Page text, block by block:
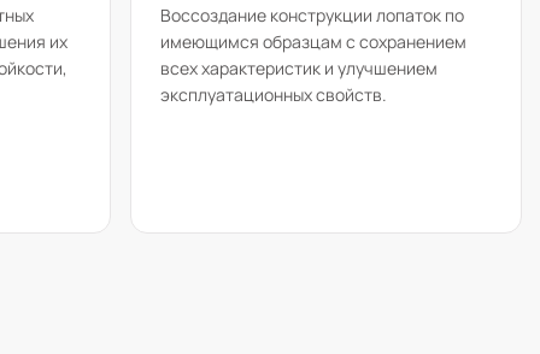
их
Воссоздание конструкции лопаток по
имеющимся образцам с сохранением
всех характеристик и улучшением
эксплуатационных свойств.